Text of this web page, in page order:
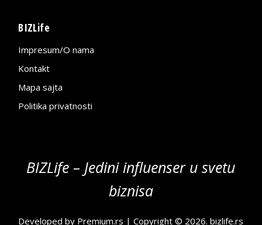
BIZLife
Impresum/O nama
Kontakt
Mapa sajta
Politika privatnosti
BIZLife – Jedini influenser u svetu
biznisa
Developed by Premium.rs | Copyright © 2026.bizlife.rs